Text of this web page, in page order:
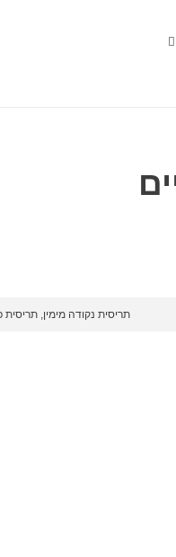
תריסית נקודה מימין,